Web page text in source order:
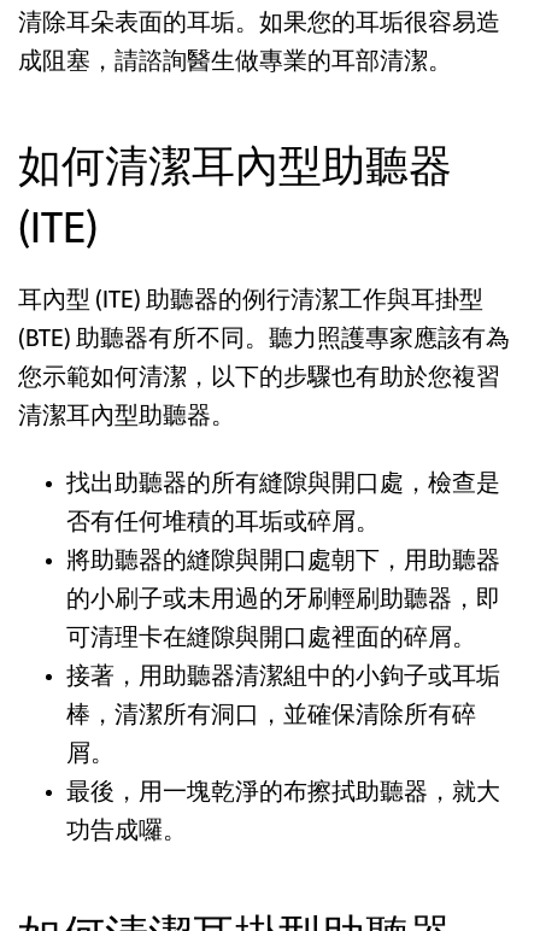
清除耳朵表面的耳垢。如果您的耳垢很容易造
成阻塞，請諮詢醫生做專業的耳部清潔。
如何清潔耳內型助聽器
(ITE)
耳內型 (ITE) 助聽器的例行清潔工作與耳掛型
(BTE) 助聽器有所不同。聽力照護專家應該有為
您示範如何清潔，以下的步驟也有助於您複習
清潔耳內型助聽器。
找出助聽器的所有縫隙與開口處，檢查是
否有任何堆積的耳垢或碎屑。
將助聽器的縫隙與開口處朝下，用助聽器
的小刷子或未用過的牙刷輕刷助聽器，即
可清理卡在縫隙與開口處裡面的碎屑。
接著，用助聽器清潔組中的小鉤子或耳垢
棒，清潔所有洞口，並確保清除所有碎
屑。
最後，用一塊乾淨的布擦拭助聽器，就大
功告成囉。